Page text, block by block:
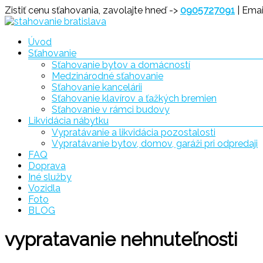
Prejsť
na
Zistiť cenu sťahovania, zavolajte hneď -> 0905727091 |
Sťahovanie
Bratislava
Menu Úvod
Sťahovanie
Sťahovanie bytov a domácností
Medzinárodné sťahovanie
Sťahovanie kancelárii
Sťahovanie klavírov a ťažkých bremien
Sťahovanie v rámci budovy
Likvidácia nábytku
Vypratávanie a likvidácia pozostalosti
Vypratávanie bytov, domov, garáži pri odpredaji
FAQ
Doprava
Iné služby
Vozidla
Foto
BLOG
vypratavanie nehnuteľnosti